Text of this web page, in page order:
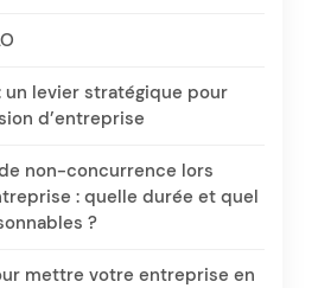
un levier stratégique pour
d’entreprise
non-concurrence lors
: quelle durée et quel
?
mettre votre entreprise en